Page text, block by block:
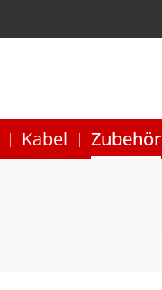
Kabel Zubehör